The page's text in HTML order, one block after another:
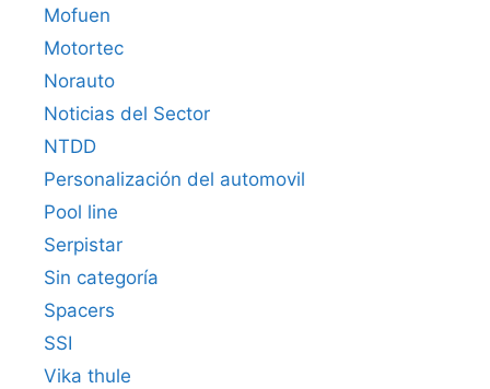
Mofuen
Motortec
Norauto
Noticias del Sector
NTDD
Personalización del automovil
Pool line
Serpistar
Sin categoría
Spacers
SSI
Vika thule